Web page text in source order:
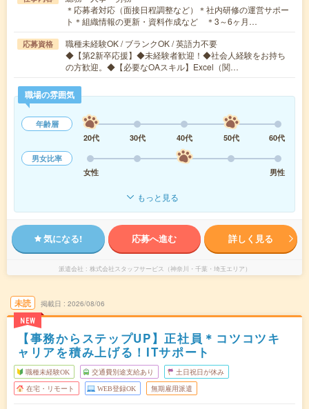
＊応募者対応（面接日程調整など）＊社内研修の運営サポー
ト＊組織情報の更新・資料作成など ＊3～6ヶ月…
応募資格
職種未経験OK / ブランクOK / 英語力不要
◆【第2新卒応援】◆未経験者歓迎！◆社会人経験をお持ち
の方歓迎。◆【必要なOAスキル】Excel（関…
職場の雰囲気
年齢層
20代
30代 40代 50代
60代
男女比率
女性
男性
もっと見る
気になる! 応募へ進む 詳しく見る
派遣会社 株式会社スタッフサービス（神奈川・千葉・埼玉エリア）
未読
NEW
掲載日 2026/08/06
【事務からステップUP】正社員＊コツコツキ
ャリアを積み上げる！ITサポート
職種未経験OK 交通費別途支給あり 土日祝日が休み
在宅・リモート WEB登録OK 無期雇用派遣